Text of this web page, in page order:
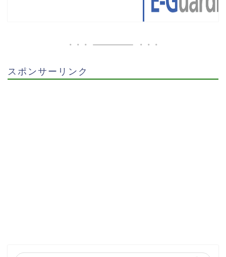
スポンサーリンク